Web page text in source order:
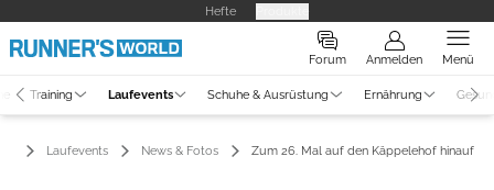
Hefte
Forum Anmelden Menü
Training Laufevents Schuhe & Ausrüstung Ernährung
Laufevents News & Fotos Zum 26. Mal auf den Käppelehof hinauf